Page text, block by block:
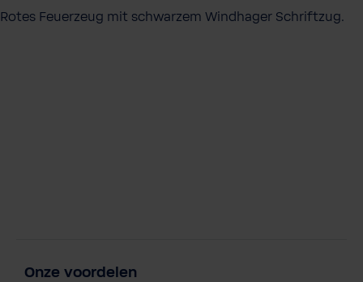
Rotes Feuerzeug mit schwarzem Windhager Schriftzug.
Onze voordelen